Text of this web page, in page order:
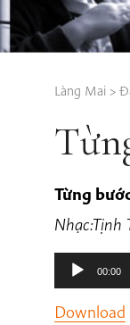
Làng Mai>
Từng
Nhạc:Tịnh
Audio
Player
00:00
Download